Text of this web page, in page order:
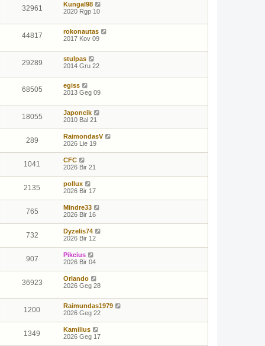
32961
Kungal98
2020 Rgp 10
44817
rokonautas
2017 Kov 09
29289
stulpas
2014 Gru 22
68505
egiss
2013 Geg 09
18055
Japoncik
2010 Bal 21
289
RaimondasV
2026 Lie 19
1041
CFC
2026 Bir 21
2135
pollux
2026 Bir 17
765
Mindre33
2026 Bir 16
732
Dyzelis74
2026 Bir 12
907
Pikcius
2026 Bir 04
36923
Orlando
2026 Geg 28
1200
Raimundas1979
2026 Geg 22
1349
Kamilius
2026 Geg 17